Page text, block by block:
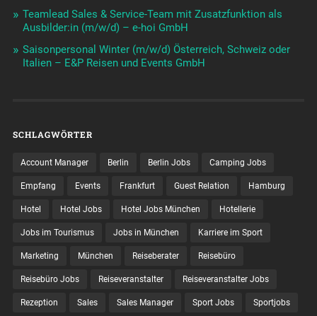
Teamlead Sales & Service-Team mit Zusatzfunktion als
Ausbilder:in (m/w/d) – e-hoi GmbH
Saisonpersonal Winter (m/w/d) Österreich, Schweiz oder
Italien – E&P Reisen und Events GmbH
SCHLAGWÖRTER
Account Manager Berlin Berlin Jobs Camping Jobs
Empfang Events Frankfurt Guest Relation Hamburg
Hotel Hotel Jobs Hotel Jobs München Hotellerie
Jobs im Tourismus Jobs in München Karriere im Sport
Marketing München Reiseberater Reisebüro
Reisebüro Jobs Reiseveranstalter Reiseveranstalter Jobs
Rezeption Sales Sales Manager Sport Jobs Sportjobs